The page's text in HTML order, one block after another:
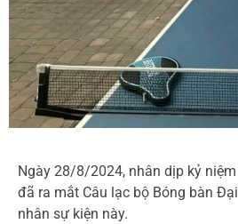
Ngày 28/8/2024, nhân dịp kỷ
đã ra mắt Câu lạc bộ Bóng bàn
nhân sự kiện này.